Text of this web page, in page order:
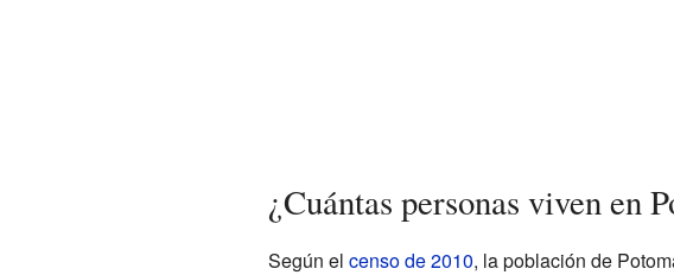
¿Cuántas personas viven en
Según el censo de 2010, la población de